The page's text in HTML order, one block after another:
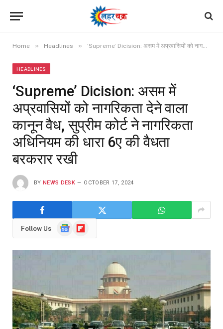
Home » Headlines » ‘Supreme’ Dicision: असम में अप्रवासियों को नागरिकता देने वाला कानून वैध, सुप्रीम कोर्ट ने नागरिकता अधिनियम की धारा 6ए की वैधता बरकरार रखी
HEADLINES
‘Supreme’ Dicision: असम में
अप्रवासियों को नागरिकता देने वाला
कानून वैध, सुप्रीम कोर्ट ने नागरिकता
अधिनियम की धारा 6ए की वैधता
बरकरार रखी
BY NEWS DESK OCTOBER 17, 2024
Follow Us
GoogleFlipboard